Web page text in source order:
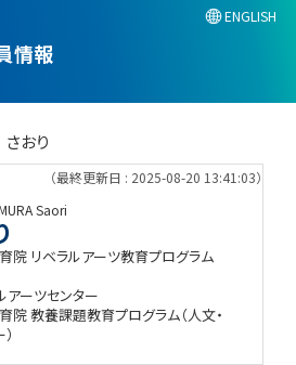
情報
ENGLISH
おり
（最終更新日 : 2025-08-20 13:41:03）
Saori
院 リベラルアーツ教育プログラム
アーツセンター
院 教養課題教育プログラム（人文・